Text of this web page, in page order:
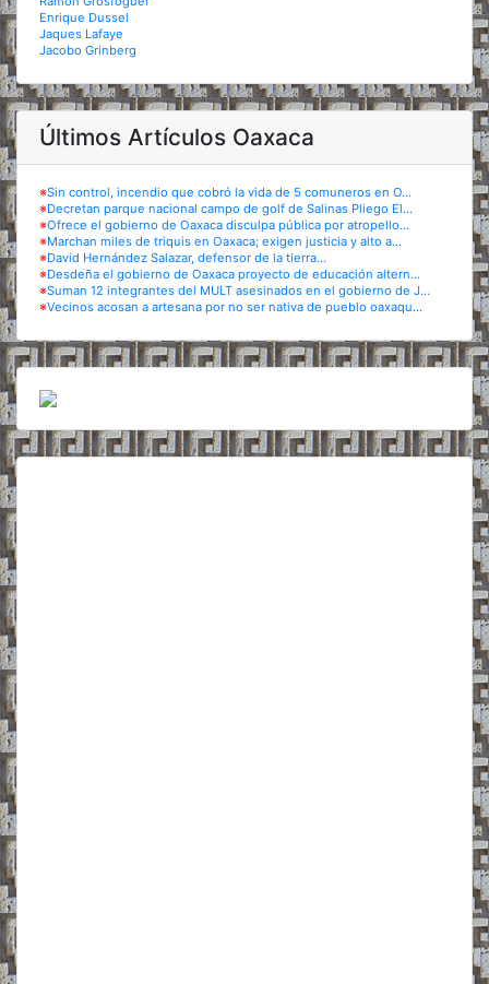
Enrique Dussel
Jaques Lafaye
Jacobo Grinberg
Últimos Artículos Oaxaca
※Sin control, incendio que cobró la vida de 5 comuneros en O...
※Decretan parque nacional campo de golf de Salinas Pliego El...
※Ofrece el gobierno de Oaxaca disculpa pública por atropello...
※Marchan miles de triquis en Oaxaca; exigen justicia y alto a...
※David Hernández Salazar, defensor de la tierra...
※Desdeña el gobierno de Oaxaca proyecto de educación altern...
※Suman 12 integrantes del MULT asesinados en el gobierno de J...
※Vecinos acosan a artesana por no ser nativa de pueblo oaxaqu...